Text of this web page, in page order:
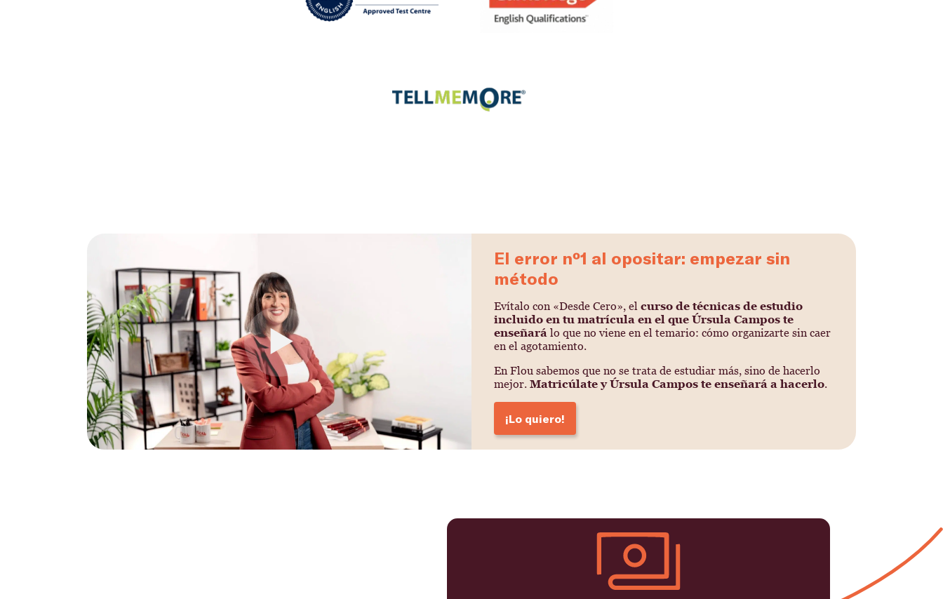
El error nº1 al opositar: empezar sin
método
Evítalo con «Desde Cero», el curso de técnicas de estudio
incluido en tu matrícula en el que Úrsula Campos te
enseñará lo que no viene en el temario: cómo organizarte sin caer
en el agotamiento.
En Flou sabemos que no se trata de estudiar más, sino de hacerlo
mejor. Matricúlate y Úrsula Campos te enseñará a hacerlo.
¡Lo quiero!